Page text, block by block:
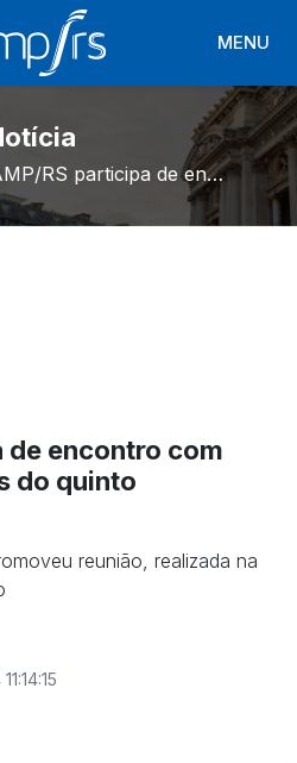
MENU
AMP/RS participa de encontro com desembargadores do quinto constitucional
de encontro com
do quinto
reunião, realizada na